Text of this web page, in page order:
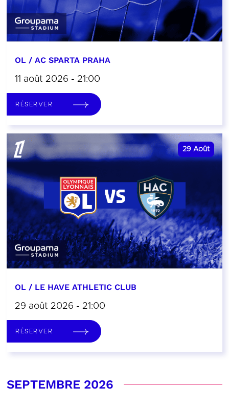
OL / AC SPARTA PRAHA
11 août 2026 - 21:00
RÉSERVER
29 Août
OL / LE HAVE ATHLETIC CLUB
29 août 2026 - 21:00
RÉSERVER
SEPTEMBRE 2026